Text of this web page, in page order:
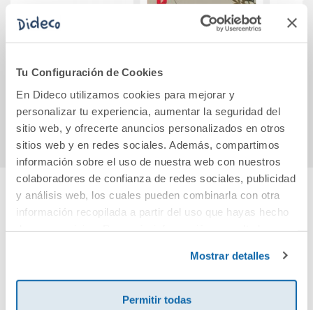
Tu Configuración de Cookies
En Dideco utilizamos cookies para mejorar y
personalizar tu experiencia, aumentar la seguridad del
sitio web, y ofrecerte anuncios personalizados en otros
sitios web y en redes sociales. Además, compartimos
información sobre el uso de nuestra web con nuestros
colaboradores de confianza de redes sociales, publicidad
y análisis web, los cuales pueden combinarla con otra
información recopilada a partir del uso que hayas hecho
Mostrar detalles
Permitir todas
Boulevard: Libro 1
Comprar
El negocio de papá
Comprar
Cuéntanos tu opinión
¡Sé el primero en valorar este producto!
Debes iniciar sesión para poder valorarlo